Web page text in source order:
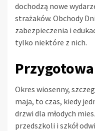
dochodzą nowe
strażaków. Obchody
zabezpieczenia i
tylko niektóre z nich.
Okres wiosenny,
maja, to czas, kiedy
drzwi dla młodych
przedszkoli i szkół